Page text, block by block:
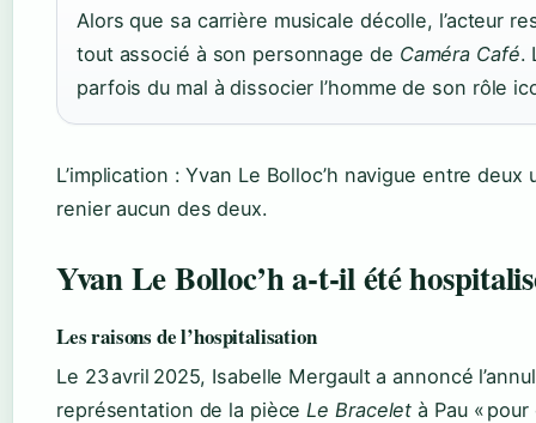
Alors que sa carrière musicale décolle, l’acteur
tout associé à son personnage de Caméra Café.
parfois du mal à dissocier l’homme de son rôle
L’implication : Yvan Le Bolloc’h navigue entre deux
renier aucun des deux.
Yvan Le Bolloc’h a‑t‑il été
Les raisons de l’hospitalisation
Le 23 avril 2025, Isabelle Mergault a annoncé
représentation de la pièceLe Bracelet à Pau «